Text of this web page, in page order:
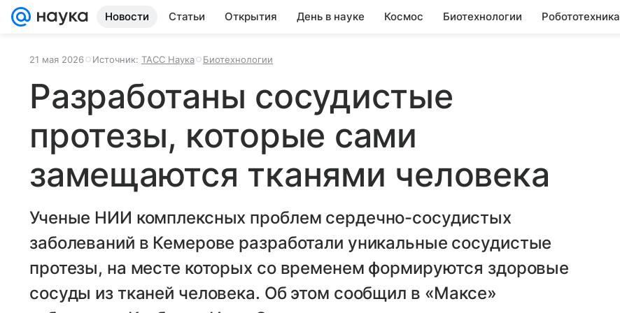
Новости Статьи Открытия День в науке Космос Биотехнологии Робототехника
21 мая 2026 Источник: ТАСС Наука Биотехнологии
Разработаны сосудистые
протезы, которые сами
замещаются тканями человека
Ученые НИИ комплексных проблем сердечно-сосудистых
заболеваний в Кемерове разработали уникальные сосудистые
протезы, на месте которых со временем формируются здоровые
сосуды из тканей человека. Об этом сообщил в «Максе»